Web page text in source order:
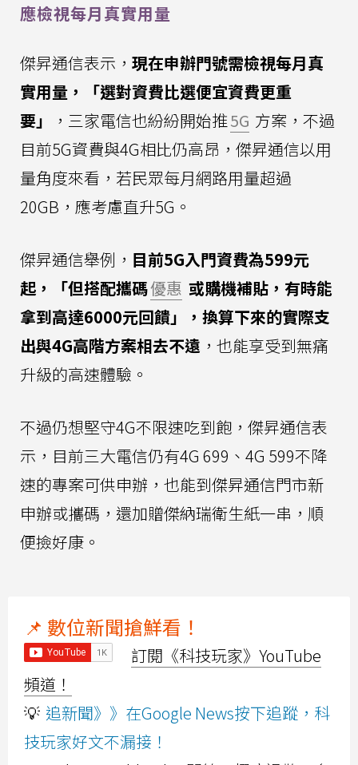
應檢視每月真實用量
傑昇通信表示， 現在申辦門號需檢視每月真
實用量，「選對資費比選便宜資費更重
要」
，三家電信也紛紛開始推5G 方案，不過
目前5G資費與4G相比仍高昂，傑昇通信以用
量角度來看，若民眾每月網路用量超過
20GB，應考慮直升5G。
傑昇通信舉例， 目前5G入門資費為599元
起，「但搭配攜碼優惠 或購機補貼，有時能
拿到高達6000元回饋」，換算下來的實際支
出與4G高階方案相去不遠 ，也能享受到無痛
升級的高速體驗。
不過仍想堅守4G不限速吃到飽，傑昇通信表
示，目前三大電信仍有4G 699、4G 599不降
速的專案可供申辦，也能到傑昇通信門市新
申辦或攜碼，還加贈傑納瑞衛生紙一串，順
便撿好康。
📌 數位新聞搶鮮看！
訂閱《科技玩家》YouTube
頻道！
💡 追新聞》》在Google News按下追蹤，科
技玩家好文不漏接！